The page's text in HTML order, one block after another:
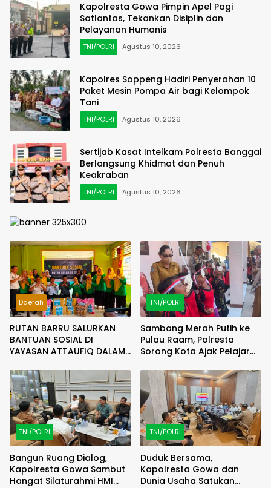
Kapolresta Gowa Pimpin Apel Pagi
Satlantas, Tekankan Disiplin dan
Pelayanan Humanis
TNI/POLRI Agustus 10, 2026
Kapolres Soppeng Hadiri Penyerahan 10
Paket Mesin Pompa Air bagi Kelompok
Tani
TNI/POLRI Agustus 10, 2026
Sertijab Kasat Intelkam Polresta Banggai
Berlangsung Khidmat dan Penuh
Keakraban
TNI/POLRI Agustus 10, 2026
Daerah
RUTAN BARRU SALURKAN
BANTUAN SOSIAL DI
YAYASAN ATTAUFIQ DALAM
RI KE-81
TNI/POLRI
Sambang Merah Putih ke
Pulau Raam, Polresta
Sorong Kota Ajak Pelajar
TNI/POLRI
Bangun Ruang Dialog,
Kapolresta Gowa Sambut
Hangat Silaturahmi HMI
TNI/POLRI
Duduk Bersama,
Kapolresta Gowa dan
Dunia Usaha Satukan